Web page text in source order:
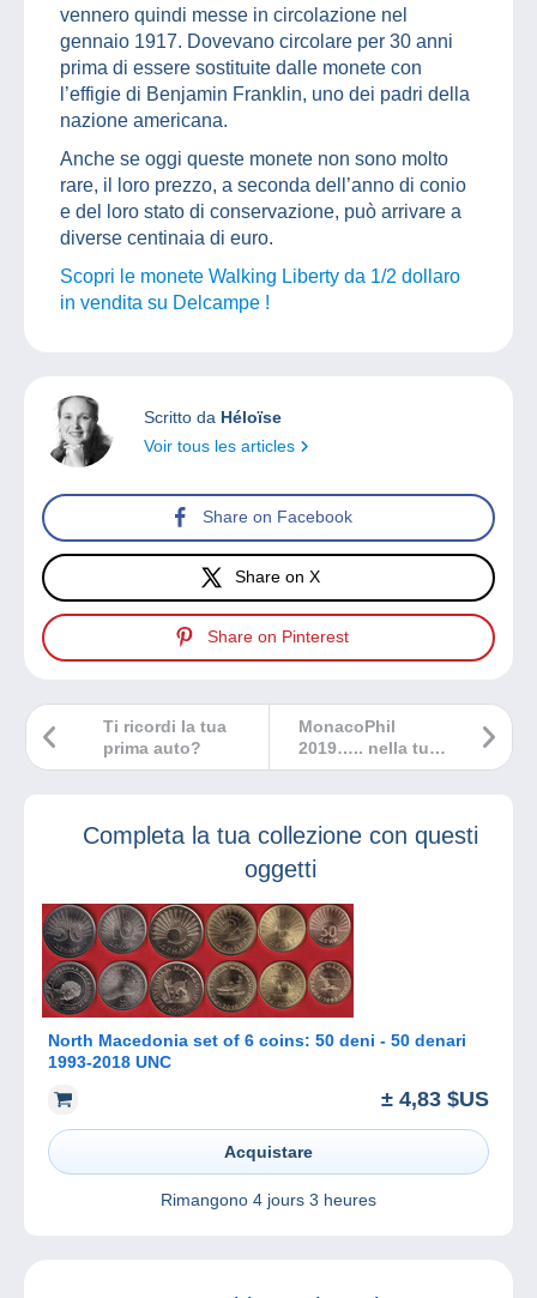
vennero quindi messe in circolazione nel
gennaio 1917. Dovevano circolare per 30 anni
prima di essere sostituite dalle monete con
l’effigie di Benjamin Franklin, uno dei padri della
nazione americana.
Anche se oggi queste monete non sono molto
rare, il loro prezzo, a seconda dell’anno di conio
e del loro stato di conservazione, può arrivare a
diverse centinaia di euro.
Scopri le monete Walking Liberty da 1/2 dollaro
in vendita su Delcampe !
Scritto da Héloïse
Voir tous les articles
Share on Facebook
Share on X
Share on Pinterest
MonacoPhil
2019….. nella tua
agenda!
Ti ricordi la tua
prima auto?
Completa la tua collezione con questi
oggetti
North Macedonia set of 6 coins: 50 deni - 50 denari
1993-2018 UNC
± 4,83 $US
Acquistare
Rimangono 4 jours 3 heures